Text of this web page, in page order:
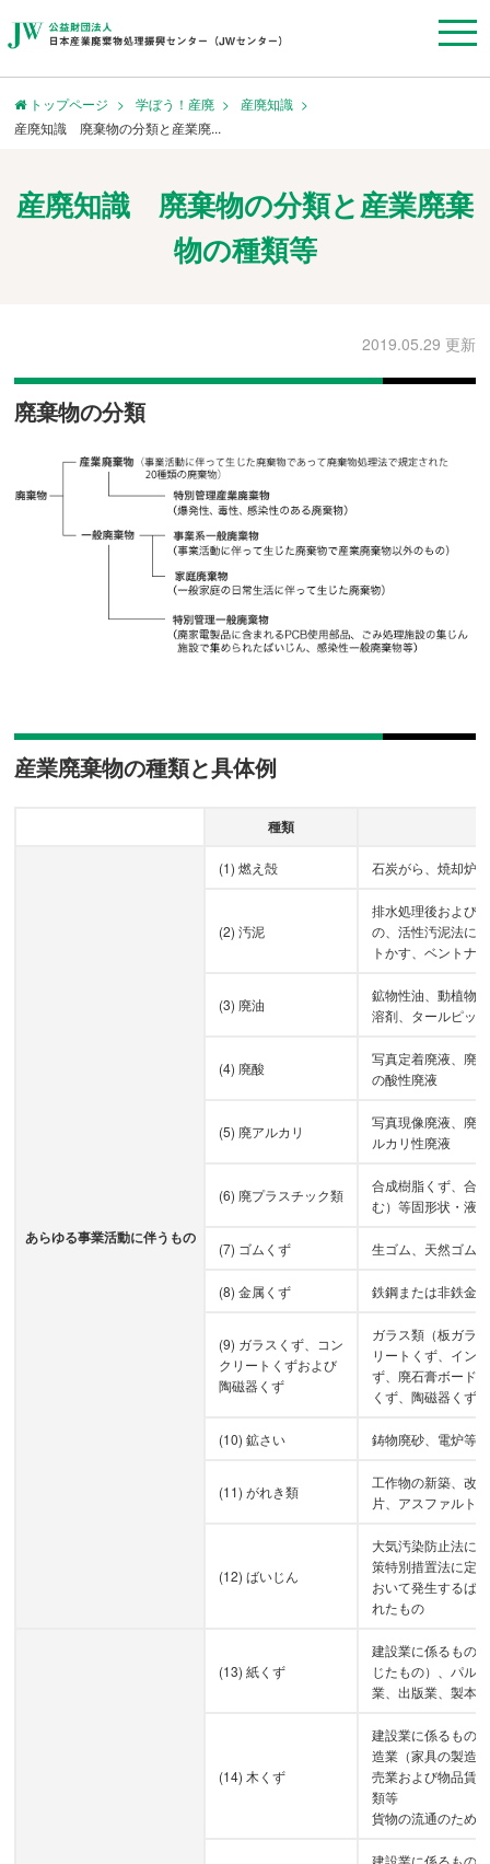
トップページ 学ぼう！産廃
産廃知識
産廃知識 廃棄物の分類と産業廃...
産廃知識 廃棄物の分類と産業廃棄
物の種類等
2019.05.29 更新
廃棄物の分類
産業廃棄物の種類と具体例
種類
あらゆる事業活動に伴うもの
(1) 燃え殻 石炭がら、焼却炉
(2) 汚泥
排水処理後および
の、活性汚泥法に
トかす、ベントナ
(3) 廃油
鉱物性油、動植物
溶剤、タールピッ
(4) 廃酸
写真定着廃液、廃
の酸性廃液
(5) 廃アルカリ
写真現像廃液、廃
ルカリ性廃液
(6) 廃プラスチック類
合成樹脂くず、合
む）等固形状・液
(7) ゴムくず 生ゴム、天然ゴム
(8) 金属くず 鉄鋼または非鉄金
(9) ガラスくず、コン
クリートくずおよび
陶磁器くず
ガラス類（板ガラ
リートくず、イン
ず、廃石膏ボード
くず、陶磁器くず等
(10) 鉱さい 鋳物廃砂、電炉等
(11) がれき類
工作物の新築、改
片、アスファルト
(12) ばいじん
大気汚染防止法に
策特別措置法に定
おいて発生するば
れたもの
(13) 紙くず
建設業に係るもの
じたもの）、パル
業、出版業、製本
(14) 木くず
建設業に係るもの
造業（家具の製造
売業および物品賃
類等
貨物の流通のため
建設業に係るもの